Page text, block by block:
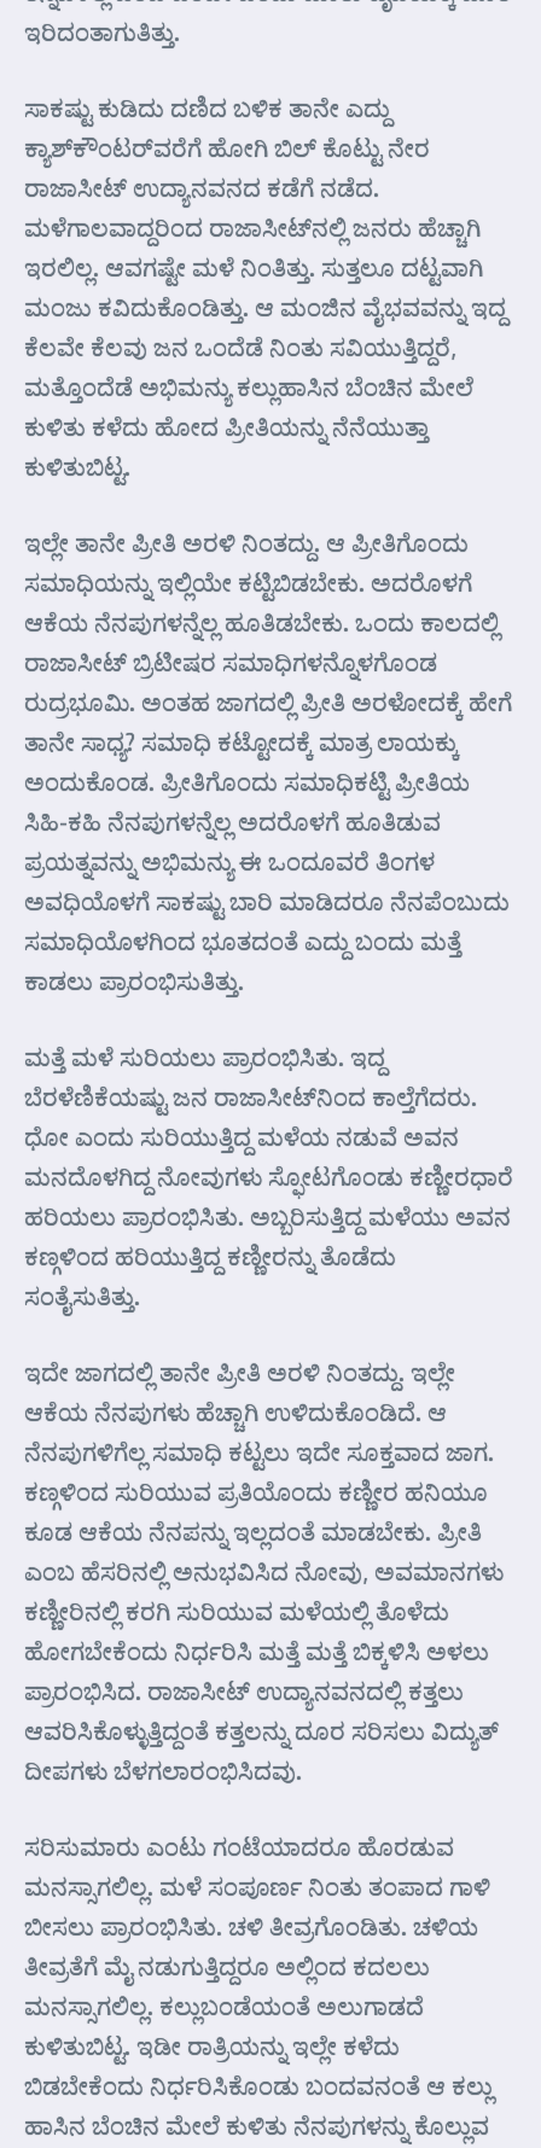
ಇರಿದಂತಾಗುತಿತ್ತು.
ಸಾಕಷ್ಟು ಕುಡಿದು ದಣಿದ ಬಳಿಕ ತಾನೇ ಎದ್ದು
ಕ್ಯಾಶ್‌ಕೌಂಟರ್‌ವರೆಗೆ ಹೋಗಿ ಬಿಲ್ ಕೊಟ್ಟು ನೇರ
ರಾಜಾಸೀಟ್ ಉದ್ಯಾನವನದ ಕಡೆಗೆ ನಡೆದ.
ಮಳೆಗಾಲವಾದ್ದರಿಂದ ರಾಜಾಸೀಟ್‌ನಲ್ಲಿ ಜನರು ಹೆಚ್ಚಾಗಿ
ಇರಲಿಲ್ಲ. ಆವಗಷ್ಟೇ ಮಳೆ ನಿಂತಿತ್ತು. ಸುತ್ತಲೂ ದಟ್ಟವಾಗಿ
ಮಂಜು ಕವಿದುಕೊಂಡಿತ್ತು. ಆ ಮಂಜಿನ ವೈಭವವನ್ನು ಇದ್ದ
ಕೆಲವೇ ಕೆಲವು ಜನ ಒಂದೆಡೆ ನಿಂತು ಸವಿಯುತ್ತಿದ್ದರೆ,
ಮತ್ತೊಂದೆಡೆ ಅಭಿಮನ್ಯು ಕಲ್ಲುಹಾಸಿನ ಬೆಂಚಿನ ಮೇಲೆ
ಕುಳಿತು ಕಳೆದು ಹೋದ ಪ್ರೀತಿಯನ್ನು ನೆನೆಯುತ್ತಾ
ಕುಳಿತುಬಿಟ್ಟ.
ಇಲ್ಲೇ ತಾನೇ ಪ್ರೀತಿ ಅರಳಿ ನಿಂತದ್ದು. ಆ ಪ್ರೀತಿಗೊಂದು
ಸಮಾಧಿಯನ್ನು ಇಲ್ಲಿಯೇ ಕಟ್ಟಿಬಿಡಬೇಕು. ಅದರೊಳಗೆ
ಆಕೆಯ ನೆನಪುಗಳನ್ನೆಲ್ಲ ಹೂತಿಡಬೇಕು. ಒಂದು ಕಾಲದಲ್ಲಿ
ರಾಜಾಸೀಟ್ ಬ್ರಿಟೀಷರ ಸಮಾಧಿಗಳನ್ನೊಳಗೊಂಡ
ರುದ್ರಭೂಮಿ. ಅಂತಹ ಜಾಗದಲ್ಲಿ ಪ್ರೀತಿ ಅರಳೋದಕ್ಕೆ ಹೇಗೆ
ತಾನೇ ಸಾಧ್ಯ? ಸಮಾಧಿ ಕಟ್ಟೋದಕ್ಕೆ ಮಾತ್ರ ಲಾಯಕ್ಕು
ಅಂದುಕೊಂಡ. ಪ್ರೀತಿಗೊಂದು ಸಮಾಧಿಕಟ್ಟಿ ಪ್ರೀತಿಯ
ಸಿಹಿ-ಕಹಿ ನೆನಪುಗಳನ್ನೆಲ್ಲ ಅದರೊಳಗೆ ಹೂತಿಡುವ
ಪ್ರಯತ್ನವನ್ನು ಅಭಿಮನ್ಯು ಈ ಒಂದೂವರೆ ತಿಂಗಳ
ಅವಧಿಯೊಳಗೆ ಸಾಕಷ್ಟು ಬಾರಿ ಮಾಡಿದರೂ ನೆನಪೆಂಬುದು
ಸಮಾಧಿಯೊಳಗಿಂದ ಭೂತದಂತೆ ಎದ್ದು ಬಂದು ಮತ್ತೆ
ಕಾಡಲು ಪ್ರಾರಂಭಿಸುತಿತ್ತು.
ಮತ್ತೆ ಮಳೆ ಸುರಿಯಲು ಪ್ರಾರಂಭಿಸಿತು. ಇದ್ದ
ಬೆರಳೆಣಿಕೆಯಷ್ಟು ಜನ ರಾಜಾಸೀಟ್‌ನಿಂದ ಕಾಲ್ತೆಗೆದರು.
ಧೋ ಎಂದು ಸುರಿಯುತ್ತಿದ್ದ ಮಳೆಯ ನಡುವೆ ಅವನ
ಮನದೊಳಗಿದ್ದ ನೋವುಗಳು ಸ್ಫೋಟಗೊಂಡು ಕಣ್ಣೀರಧಾರೆ
ಹರಿಯಲು ಪ್ರಾರಂಭಿಸಿತು. ಅಬ್ಬರಿಸುತ್ತಿದ್ದ ಮಳೆಯು ಅವನ
ಕಣ್ಗಳಿಂದ ಹರಿಯುತ್ತಿದ್ದ ಕಣ್ಣೀರನ್ನು ತೊಡೆದು
ಸಂತೈಸುತಿತ್ತು.
ಇದೇ ಜಾಗದಲ್ಲಿ ತಾನೇ ಪ್ರೀತಿ ಅರಳಿ ನಿಂತದ್ದು. ಇಲ್ಲೇ
ಆಕೆಯ ನೆನಪುಗಳು ಹೆಚ್ಚಾಗಿ ಉಳಿದುಕೊಂಡಿದೆ. ಆ
ನೆನಪುಗಳಿಗೆಲ್ಲ ಸಮಾಧಿ ಕಟ್ಟಲು ಇದೇ ಸೂಕ್ತವಾದ ಜಾಗ.
ಕಣ್ಗಳಿಂದ ಸುರಿಯುವ ಪ್ರತಿಯೊಂದು ಕಣ್ಣೀರ ಹನಿಯೂ
ಕೂಡ ಆಕೆಯ ನೆನಪನ್ನು ಇಲ್ಲದಂತೆ ಮಾಡಬೇಕು. ಪ್ರೀತಿ
ಎಂಬ ಹೆಸರಿನಲ್ಲಿ ಅನುಭವಿಸಿದ ನೋವು, ಅವಮಾನಗಳು
ಕಣ್ಣೀರಿನಲ್ಲಿ ಕರಗಿ ಸುರಿಯುವ ಮಳೆಯಲ್ಲಿ ತೊಳೆದು
ಹೋಗಬೇಕೆಂದು ನಿರ್ಧರಿಸಿ ಮತ್ತೆ ಮತ್ತೆ ಬಿಕ್ಕಳಿಸಿ ಅಳಲು
ಪ್ರಾರಂಭಿಸಿದ. ರಾಜಾಸೀಟ್ ಉದ್ಯಾನವನದಲ್ಲಿ ಕತ್ತಲು
ಆವರಿಸಿಕೊಳ್ಳುತ್ತಿದ್ದಂತೆ ಕತ್ತಲನ್ನು ದೂರ ಸರಿಸಲು ವಿದ್ಯುತ್
ದೀಪಗಳು ಬೆಳಗಲಾರಂಭಿಸಿದವು.
ಸರಿಸುಮಾರು ಎಂಟು ಗಂಟೆಯಾದರೂ ಹೊರಡುವ
ಮನಸ್ಸಾಗಲಿಲ್ಲ. ಮಳೆ ಸಂಪೂರ್ಣ ನಿಂತು ತಂಪಾದ ಗಾಳಿ
ಬೀಸಲು ಪ್ರಾರಂಭಿಸಿತು. ಚಳಿ ತೀವ್ರಗೊಂಡಿತು. ಚಳಿಯ
ತೀವ್ರತೆಗೆ ಮೈ ನಡುಗುತ್ತಿದ್ದರೂ ಅಲ್ಲಿಂದ ಕದಲಲು
ಮನಸ್ಸಾಗಲಿಲ್ಲ. ಕಲ್ಲುಬಂಡೆಯಂತೆ ಅಲುಗಾಡದೆ
ಕುಳಿತುಬಿಟ್ಟ. ಇಡೀ ರಾತ್ರಿಯನ್ನು ಇಲ್ಲೇ ಕಳೆದು
ಬಿಡಬೇಕೆಂದು ನಿರ್ಧರಿಸಿಕೊಂಡು ಬಂದವನಂತೆ ಆ ಕಲ್ಲು
ಹಾಸಿನ ಬೆಂಚಿನ ಮೇಲೆ ಕುಳಿತು ನೆನಪುಗಳನ್ನು ಕೊಲ್ಲುವ